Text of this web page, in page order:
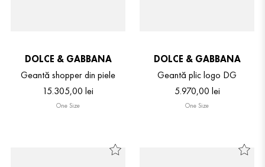
DOLCE & GABBANA
Geantă shopper din piele
15.305,00 lei
One Size
DOLCE & GABBANA
Geantă plic logo DG
5.970,00 lei
One Size